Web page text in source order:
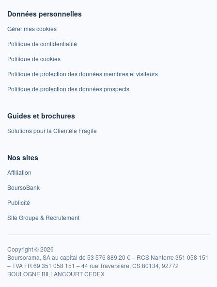
Données personnelles
Gérer mes cookies
Politique de confidentialité
Politique de cookies
Politique de protection des données membres et visiteurs
Politique de protection des données prospects
Guides et brochures
Solutions pour la Clientèle Fragile
Nos sites
Affiliation
BoursoBank
Publicité
Site Groupe & Recrutement
Copyright © 2026
Boursorama, SA au capital de 53 576 889,20 € – RCS Nanterre 351 058 151
– TVA FR 69 351 058 151 – 44 rue Traversière, CS 80134, 92772
BOULOGNE BILLANCOURT CEDEX